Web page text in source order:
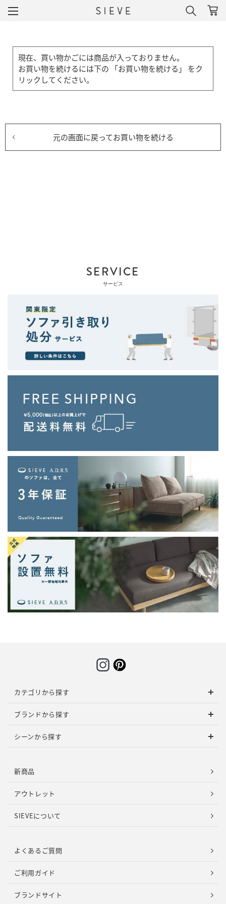
現在、買い物かごには商品が入っておりません。
お買い物を続けるには下の 「お買い物を続ける」 をク
リックしてください。
元の画面に戻ってお買い物を続ける
SERVICE
サービス
カテゴリから探す
ブランドから探す
シーンから探す
新商品
アウトレット
SIEVEについて
よくあるご質問
ご利用ガイド
ブランドサイト